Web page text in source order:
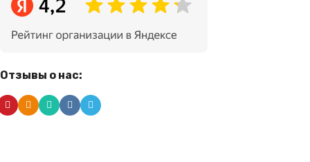
Отзывы о нас: